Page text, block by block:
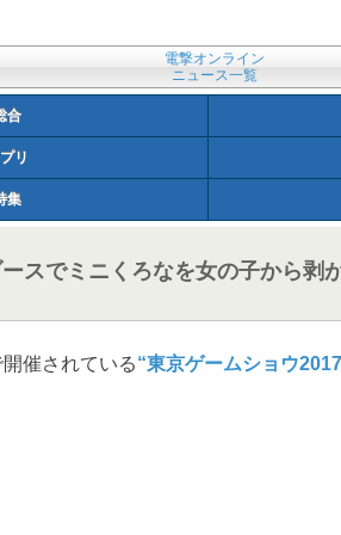
電撃オンライン
ニュース一覧
合
リ
集
ースでミニくろなを女の子から
催されている“東京ゲームショウ